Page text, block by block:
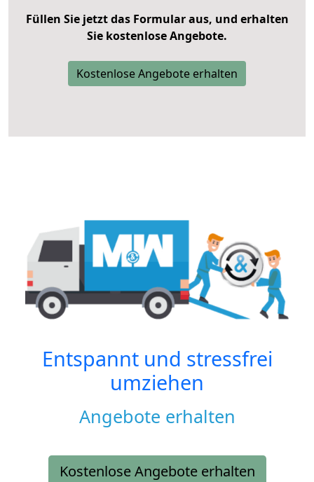
Füllen Sie jetzt das Formular aus, und erhalten
Sie kostenlose Angebote.
Kostenlose Angebote erhalten
Entspannt und stressfrei
umziehen
Angebote erhalten
Kostenlose Angebote erhalten